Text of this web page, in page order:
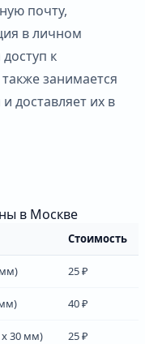
почту,
в личном
к
занимается
доставляет их в
в Москве
Стоимость
25 ₽
40 ₽
х 30 мм) 25 ₽